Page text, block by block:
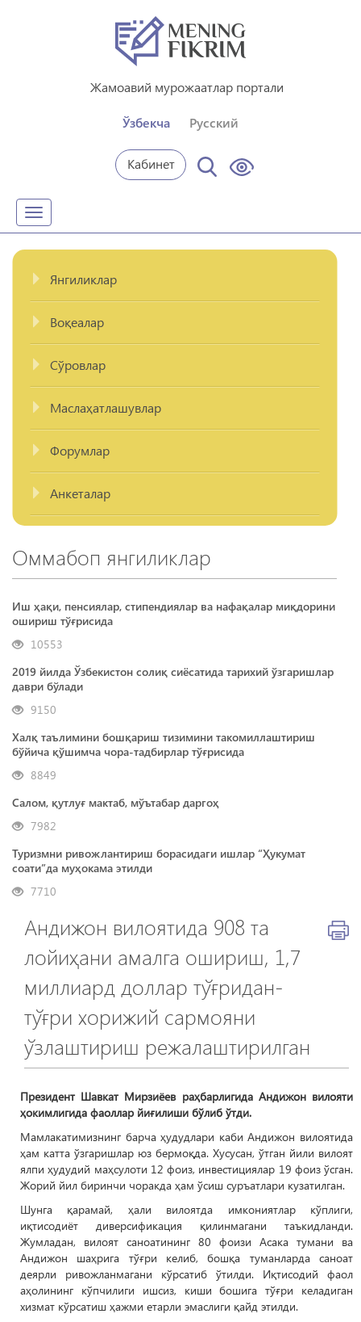
Жамоавий мурожаатлар портали
Ўзбекча Русский
Кабинет
Toggle
navigation
Янгиликлар
Воқеалар
Сўровлар
Маслаҳатлашувлар
Форумлар
Анкеталар
Оммабоп янгиликлар
Иш ҳақи, пенсиялар, стипендиялар ва нафақалар миқдорини
ошириш тўғрисида
10553
2019 йилда Ўзбекистон солиқ сиёсатида тарихий ўзгаришлар
даври бўлади
9150
Халқ таълимини бошқариш тизимини такомиллаштириш
бўйича қўшимча чора-тадбирлар тўғрисида
8849
Салом, қутлуғ мактаб, мўътабар даргоҳ
7982
Туризмни ривожлантириш борасидаги ишлар “Ҳукумат
соати”да муҳокама этилди
7710
Андижон вилоятида 908 та
лойиҳани амалга ошириш, 1,7
миллиард доллар тўғридан-
тўғри хорижий сармояни
ўзлаштириш режалаштирилган
Президент Шавкат Мирзиёев раҳбарлигида Андижон вилояти
ҳокимлигида фаоллар йиғилиши бўлиб ўтди.
Мамлакатимизнинг барча ҳудудлари каби Андижон вилоятида
ҳам катта ўзгаришлар юз бермоқда. Хусусан, ўтган йили вилоят
ялпи ҳудудий маҳсулоти 12 фоиз, инвестициялар 19 фоиз ўсган.
Жорий йил биринчи чоракда ҳам ўсиш суръатлари кузатилган.
Шунга қарамай, ҳали вилоятда имкониятлар кўплиги,
иқтисодиёт диверсификация қилинмагани таъкидланди.
Жумладан, вилоят саноатининг 80 фоизи Асака тумани ва
Андижон шаҳрига тўғри келиб, бошқа туманларда саноат
деярли ривожланмагани кўрсатиб ўтилди. Иқтисодий фаол
аҳолининг кўпчилиги ишсиз, киши бошига тўғри келадиган
хизмат кўрсатиш ҳажми етарли эмаслиги қайд этилди.